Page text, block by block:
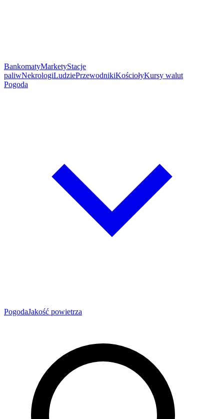
BankomatyMarketyStacje
paliwNekrologiLudziePrzewodnikiKościołyKursy walut
Pogoda
PogodaJakość powietrza